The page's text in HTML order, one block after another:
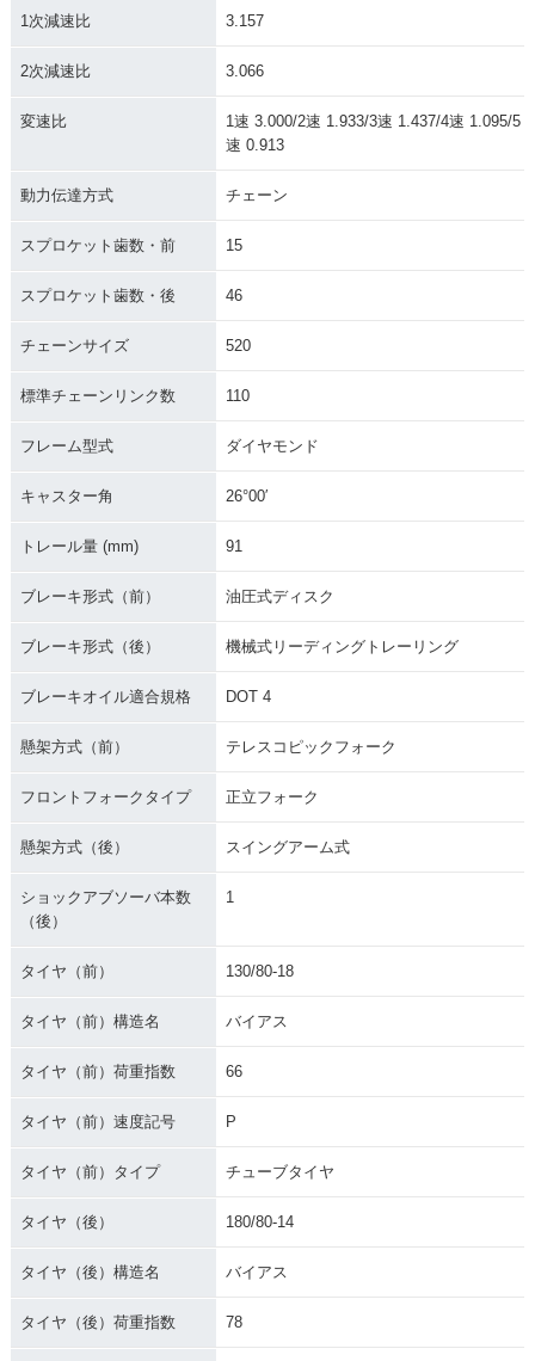
1次減速比 3.157
2次減速比 3.066
変速比
1速 3.000/2速 1.933/3速 1.437/4速 1.095/5
速 0.913
動力伝達方式 チェーン
スプロケット歯数・前 15
スプロケット歯数・後 46
チェーンサイズ 520
標準チェーンリンク数 110
フレーム型式 ダイヤモンド
キャスター角 26°00′
トレール量 (mm) 91
ブレーキ形式（前） 油圧式ディスク
ブレーキ形式（後） 機械式リーディングトレーリング
ブレーキオイル適合規格 DOT 4
懸架方式（前） テレスコピックフォーク
フロントフォークタイプ 正立フォーク
懸架方式（後） スイングアーム式
ショックアブソーバ本数
（後）
1
タイヤ（前） 130/80-18
タイヤ（前）構造名 バイアス
タイヤ（前）荷重指数 66
タイヤ（前）速度記号 P
タイヤ（前）タイプ チューブタイヤ
タイヤ（後） 180/80-14
タイヤ（後）構造名 バイアス
タイヤ（後）荷重指数 78